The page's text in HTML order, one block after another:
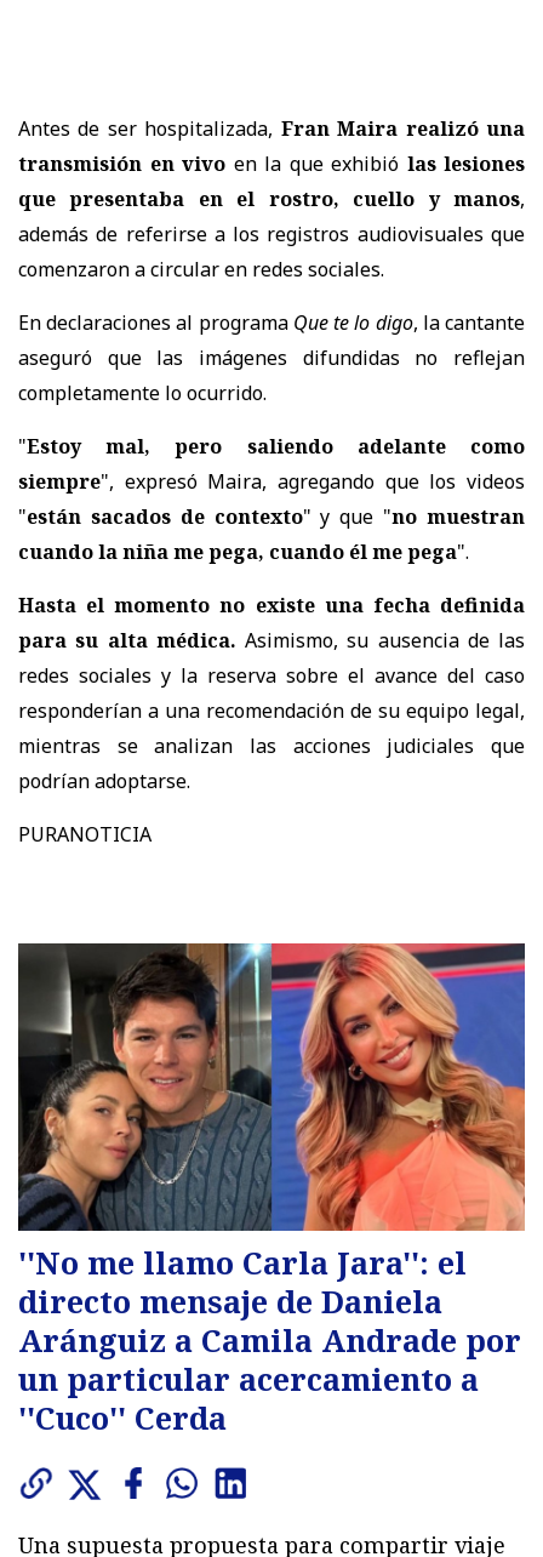
Antes de ser hospitalizada, Fran Maira realizó una
transmisión en vivo en la que exhibió las lesiones
que presentaba en el rostro, cuello y manos,
además de referirse a los registros audiovisuales que
comenzaron a circular en redes sociales.
En declaraciones al programa Que te lo digo, la cantante
aseguró que las imágenes difundidas no reflejan
completamente lo ocurrido.
"Estoy mal, pero saliendo adelante como
siempre", expresó Maira, agregando que los videos
"están sacados de contexto" y que "no muestran
cuando la niña me pega, cuando él me pega".
Hasta el momento no existe una fecha definida
para su alta médica. Asimismo,su ausencia de las
redes sociales y la reserva sobre el avance del caso
responderían a una recomendación de su equipo legal,
mientras se analizan las acciones judiciales que
podrían adoptarse.
PURANOTICIA
''No me llamo Carla Jara'': el
directo mensaje de Daniela
Aránguiz a Camila Andrade por
un particular acercamiento a
''Cuco'' Cerda
Una supuesta propuesta para compartir viaje